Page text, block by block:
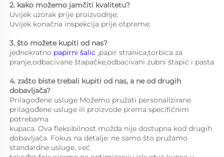
2. kako možemo jamčiti kvalitetu?
Uvijek uzorak prije proizvodnje;
Uvijek konačna inspekcija prije otpreme;
3. što možete kupiti od nas?
jednokratno papirni šalic ,papir stranica,torbica za
4. zašto biste trebali kupiti od nas, a ne od drugih
dobavljača?
Prilagođene usluge Možemo pružati personalizirane
prilagođene usluge ili proizvode prema specifičnim
potrebama
kupaca. Ova fleksibilnost možda nije dostupna kod drugih
dobavljača. Fokus na detalje: ne samo što pružamo
standardne usluge, već